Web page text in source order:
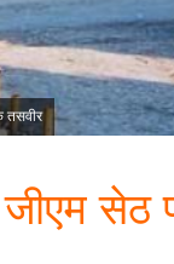
तसवीर
सेठ